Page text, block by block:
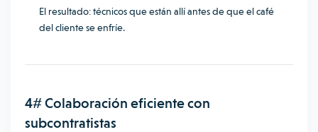
El resultado: técnicos que están allí antes de que el café
del cliente se enfríe.
4# Colaboración eficiente con
subcontratistas